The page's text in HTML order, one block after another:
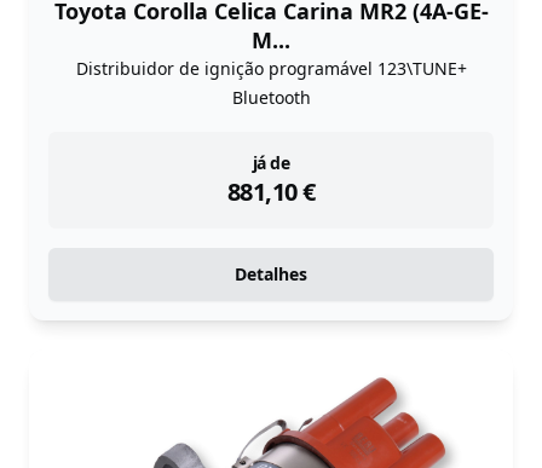
Toyota Corolla Celica Carina MR2 (4A-GE-
M...
Distribuidor de ignição programável 123\TUNE+
Bluetooth
já de
881,10€
instock
Detalhes